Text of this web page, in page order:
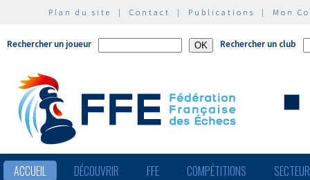
Plan du site | Contact | Publications | Mon
Rechercher un joueur Rechercher un club
ACCUEIL DÉCOUVRIR FFE COMPÉTITIONS